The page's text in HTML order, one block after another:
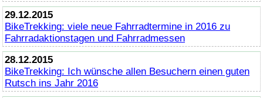
29.12.2015
BikeTrekking: viele neue Fahrradtermine in 2016 zu
Fahrradaktionstagen und Fahrradmessen
28.12.2015
BikeTrekking: Ich wünsche allen Besuchern einen guten
Rutsch ins Jahr 2016